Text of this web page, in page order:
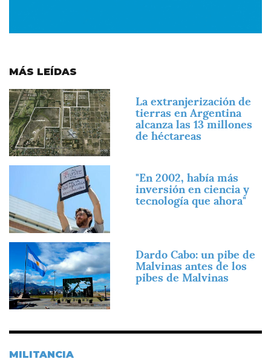
MÁS LEÍDAS
Imagen
La extranjerización de
tierras en Argentina
alcanza las 13 millones
de héctareas
"En 2002, había más
inversión en ciencia y
tecnología que ahora"
Imagen
Dardo Cabo: un pibe de
Malvinas antes de los
pibes de Malvinas
MILITANCIA